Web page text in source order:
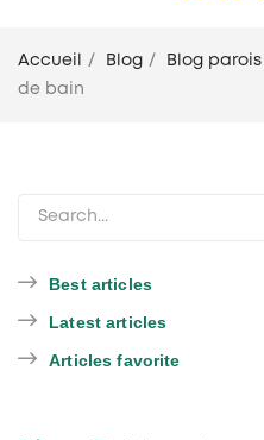
Accueil Blog Blog
de bain
Best articles
Latest articles
Articles favorite